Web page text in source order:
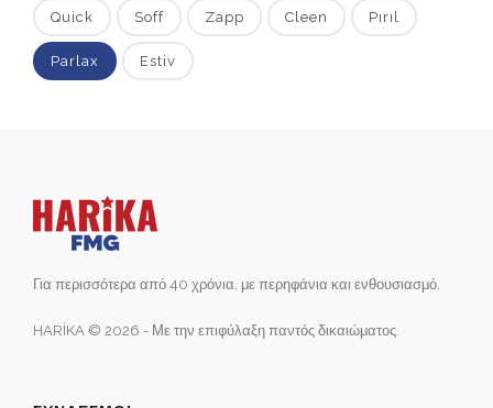
Quick Soff Zapp Cleen Pırıl
Parlax Estiv
Για περισσότερα από 40 χρόνια, με περηφάνια και ενθουσιασμό.
HARİKA © 2026 - Με την επιφύλαξη παντός δικαιώματος.